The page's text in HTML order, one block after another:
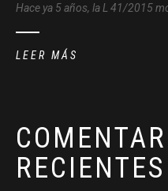
Hace ya 5 años, la L 41/2015
LEER MÁS
RECIENTES